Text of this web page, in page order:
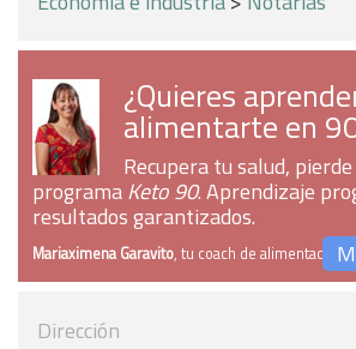
¿Quieres
alimentarte en
Recupera tu salud,
programaKeto 90. Aprendizaje
resultados garantizados.
Mariaximena Garavito, tu coach de alimentación
Dirección